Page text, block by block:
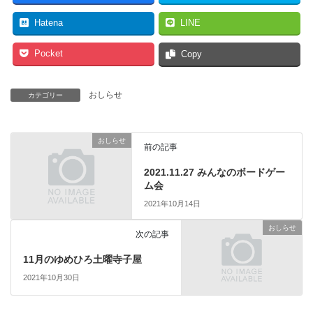
Hatena LINE
Pocket Copy
カテゴリー おしらせ
おしらせ
前の記事
2021.11.27 みんなのボードゲー
ム会
2021年10月14日
おしらせ
次の記事
11月のゆめひろ土曜寺子屋
2021年10月30日